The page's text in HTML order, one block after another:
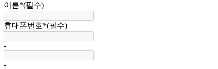
이름*(필수)
휴대폰번호*(필수)
-
-